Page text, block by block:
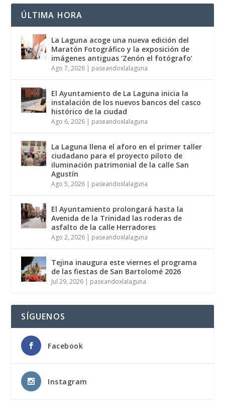
ÚLTIMA HORA
La Laguna acoge una nueva edición del
Maratón Fotográfico y la exposición de
imágenes antiguas ‘Zenón el fotógrafo’
Ago 7, 2026 | paseandoxlalaguna
El Ayuntamiento de La Laguna inicia la
instalación de los nuevos bancos del casco
histórico de la ciudad
Ago 6, 2026 | paseandoxlalaguna
La Laguna llena el aforo en el primer taller
ciudadano para el proyecto piloto de
iluminación patrimonial de la calle San
Agustín
Ago 5, 2026 | paseandoxlalaguna
El Ayuntamiento prolongará hasta la
Avenida de la Trinidad las roderas de
asfalto de la calle Herradores
Ago 2, 2026 | paseandoxlalaguna
Tejina inaugura este viernes el programa
de las fiestas de San Bartolomé 2026
Jul 29, 2026 | paseandoxlalaguna
SÍGUENOS
Facebook
Instagram